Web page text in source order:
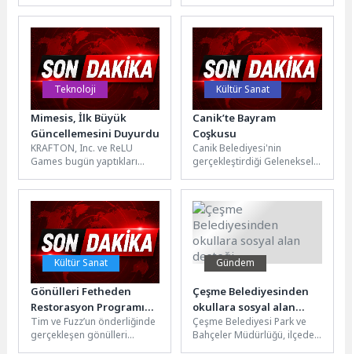
düzenlediği 4. BPFDD Şükrü
Şankaya Balkan Master...
sürdürülebilir ve etik
kullanımına yönelik
çalışmalarını akademik
platformlarda...
Teknoloji
Mimesis, İlk Büyük
Güncellemesini Duyurdu
KRAFTON, Inc. ve ReLU
Games bugün yaptıkları
bünyesindeki oyun stüdyosu
ReLU Games tarafından...
Kültür Sanat
Canik’te Bayram
Coşkusu
Canik Belediyesi'nin
gerçekleştirdiği Geleneksel
Bayramlaşma Programı
yoğun ilgi gördü. Canik
Belediyesi'nin ilçede
gerçekleştirdiği...
Kültür Sanat
Gönülleri Fetheden
Restorasyon Programı
Geri Dönüyor!
Tim ve Fuzz’un önderliğinde
gerçekleşen gönülleri
Gündem
Çeşme Belediyesinden
okullara sosyal alan
desteği
Çeşme Belediyesi Park ve
Bahçeler Müdürlüğü, ilçedeki